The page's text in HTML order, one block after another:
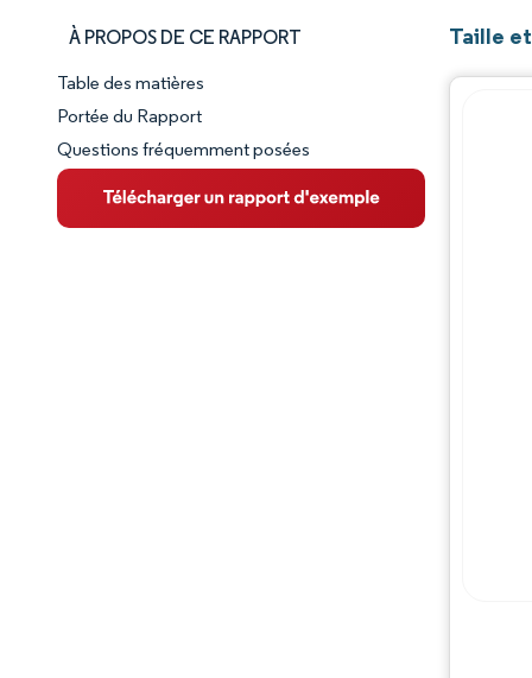
À PROPOS DE CE RAPPORT
Aperçu du marché
VUE D’ENSEMBLE DU MARCHÉ
Principales tendances du marché
Table des matières
Portée du Rapport
Questions fréquemment posées
Taille